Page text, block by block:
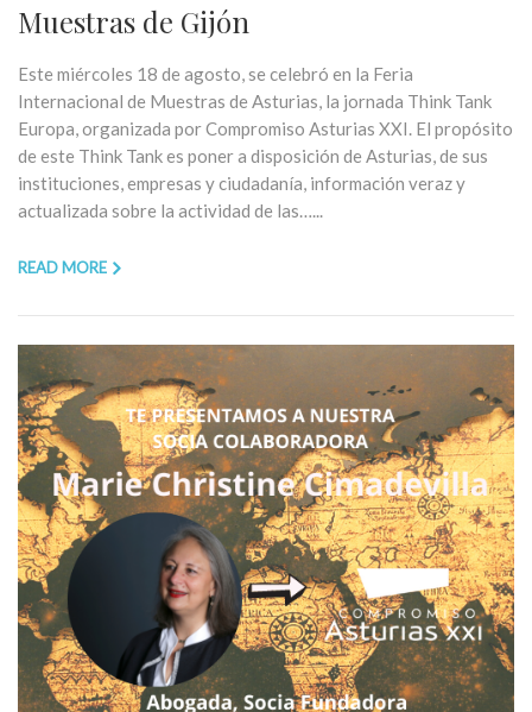
Muestras de Gijón
Este miércoles 18 de agosto, se celebró en la Feria
Internacional de Muestras de Asturias, la jornada Think Tank
Europa, organizada por Compromiso Asturias XXI. El propósito
de este Think Tank es poner a disposición de Asturias, de sus
instituciones, empresas y ciudadanía, información veraz y
actualizada sobre la actividad de las…...
READ MORE